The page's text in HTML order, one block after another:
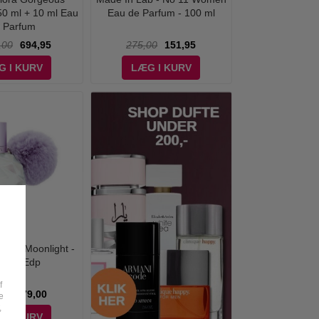
ml + 10 ml Eau
Parfum
694,95
I KURV
Eau de Parfum - 100 ml
275,00
151,95
LÆG I KURV
- Moonlight -
ml - Edp
379,00